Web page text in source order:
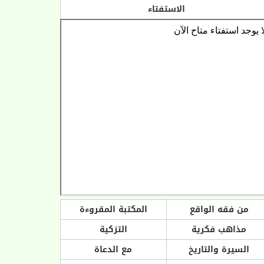
الاستفتاء
من فقه الواقع
المكتبة المقروءة
مذاهب فكرية
التزكية
السيرة والتاريخ
مع الدعاة